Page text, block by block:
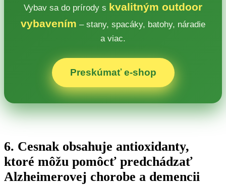
Vybav sa do prírody s kvalitným outdoor
vybavením – stany, spacáky, batohy, náradie
a viac.
Preskúmať e‑shop
6. Cesnak obsahuje antioxidanty,
ktoré môžu pomôcť predchádzať
Alzheimerovej chorobe a demencii